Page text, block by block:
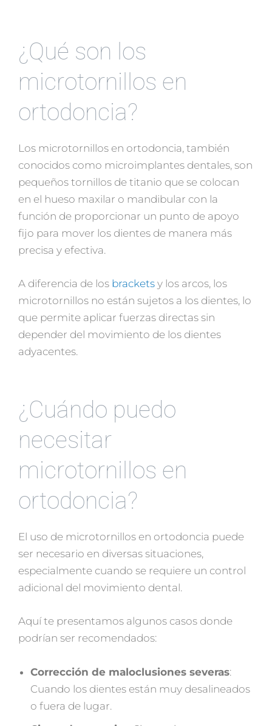
¿Qué son los
microtornillos en
ortodoncia?
Los microtornillos en ortodoncia, también
conocidos como microimplantes dentales, son
pequeños tornillos de titanio que se colocan
en el hueso maxilar o mandibular con la
función de proporcionar un punto de apoyo
fijo para mover los dientes de manera más
precisa y efectiva.
A diferencia de los brackets y los arcos, los
microtornillos no están sujetos a los dientes, lo
que permite aplicar fuerzas directas sin
depender del movimiento de los dientes
adyacentes.
¿Cuándo puedo
necesitar
microtornillos en
ortodoncia?
El uso de microtornillos en ortodoncia puede
ser necesario en diversas situaciones,
especialmente cuando se requiere un control
adicional del movimiento dental.
Aquí te presentamos algunos casos donde
podrían ser recomendados:
Corrección de maloclusiones severas:
Cuando los dientes están muy desalineados
o fuera de lugar.